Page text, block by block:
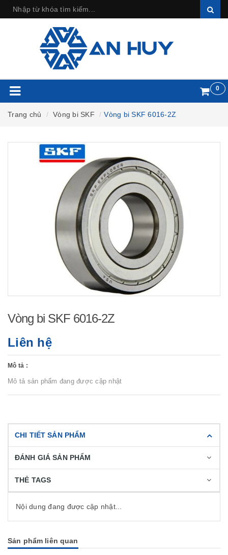
0
Trang chủ Vòng bi SKF Vòng bi SKF 6016-2Z
Vòng bi SKF 6016-2Z
Liên hệ
Mô tả :
Mô tả sản phẩm đang được cập nhật
CHI TIẾT SẢN PHẨM
ĐÁNH GIÁ SẢN PHẨM
THẺ TAGS
Nội dung đang được cập nhật...
Sản phẩm liên quan